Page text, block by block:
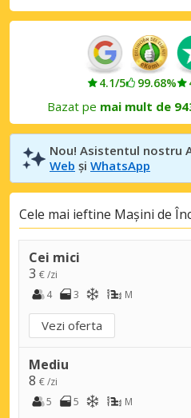
4.1/5 99.68%
Bazat pe mai mult de
Nou! Asistentul nostru
Web și WhatsApp
Cele mai ieftine Mașini de
Cei mici
3 € /zi
4
3 M
Vezi oferta
Mediu
8 € /zi
5
5 M